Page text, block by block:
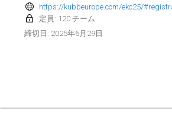
リスト表示
https://kubbeurope.com/ekc25/
定員: 120 チーム
締切日 : 2025年6月29日
KUBB-o-LOCO tornooi
2025年3月29日|ベルギー